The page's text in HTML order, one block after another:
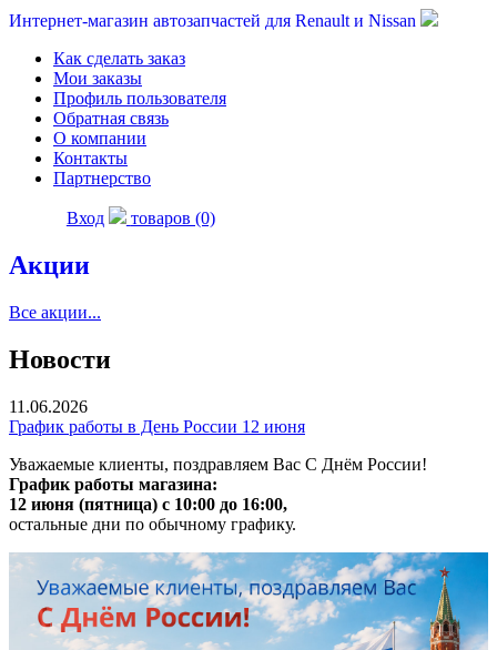
Интернет-магазин автозапчастей для Renault и Nissan
Как сделать заказ
Мои заказы
Профиль пользователя
Обратная связь
О компании
Контакты
Партнерство
Вход товаров (0)
Акции
Все акции...
Новости
11.06.2026
График работы в День России 12 июня
Уважаемые клиенты, поздравляем Вас С Днём России!
График работы магазина:
12 июня (пятница) с 10:00 до 16:00,
остальные дни по обычному графику.